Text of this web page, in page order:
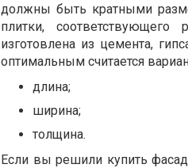
должны быть кратными
плитки,
изготовлена из цемента,
оптимальным считается
длина;
ширина;
толщина.
Если вы решили купить